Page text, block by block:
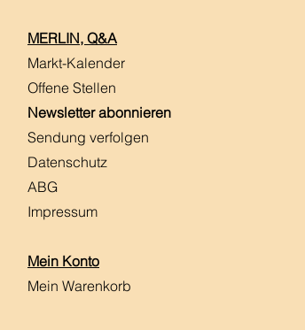
MERLIN, Q&A
Markt-Kalender
Offene Stellen
Newsletter abonnieren
Sendung verfolgen
Datenschutz
ABG
Impressum
Mein Konto
Mein Warenkorb